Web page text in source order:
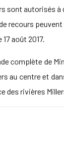
autorisés à
recours
août 2017.
complète de
au centre et
des rivières